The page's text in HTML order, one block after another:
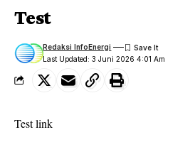
Test
Last Updated: 3 Juni 2026 4:01 Am
Redaksi InfoEnergi
Testlink